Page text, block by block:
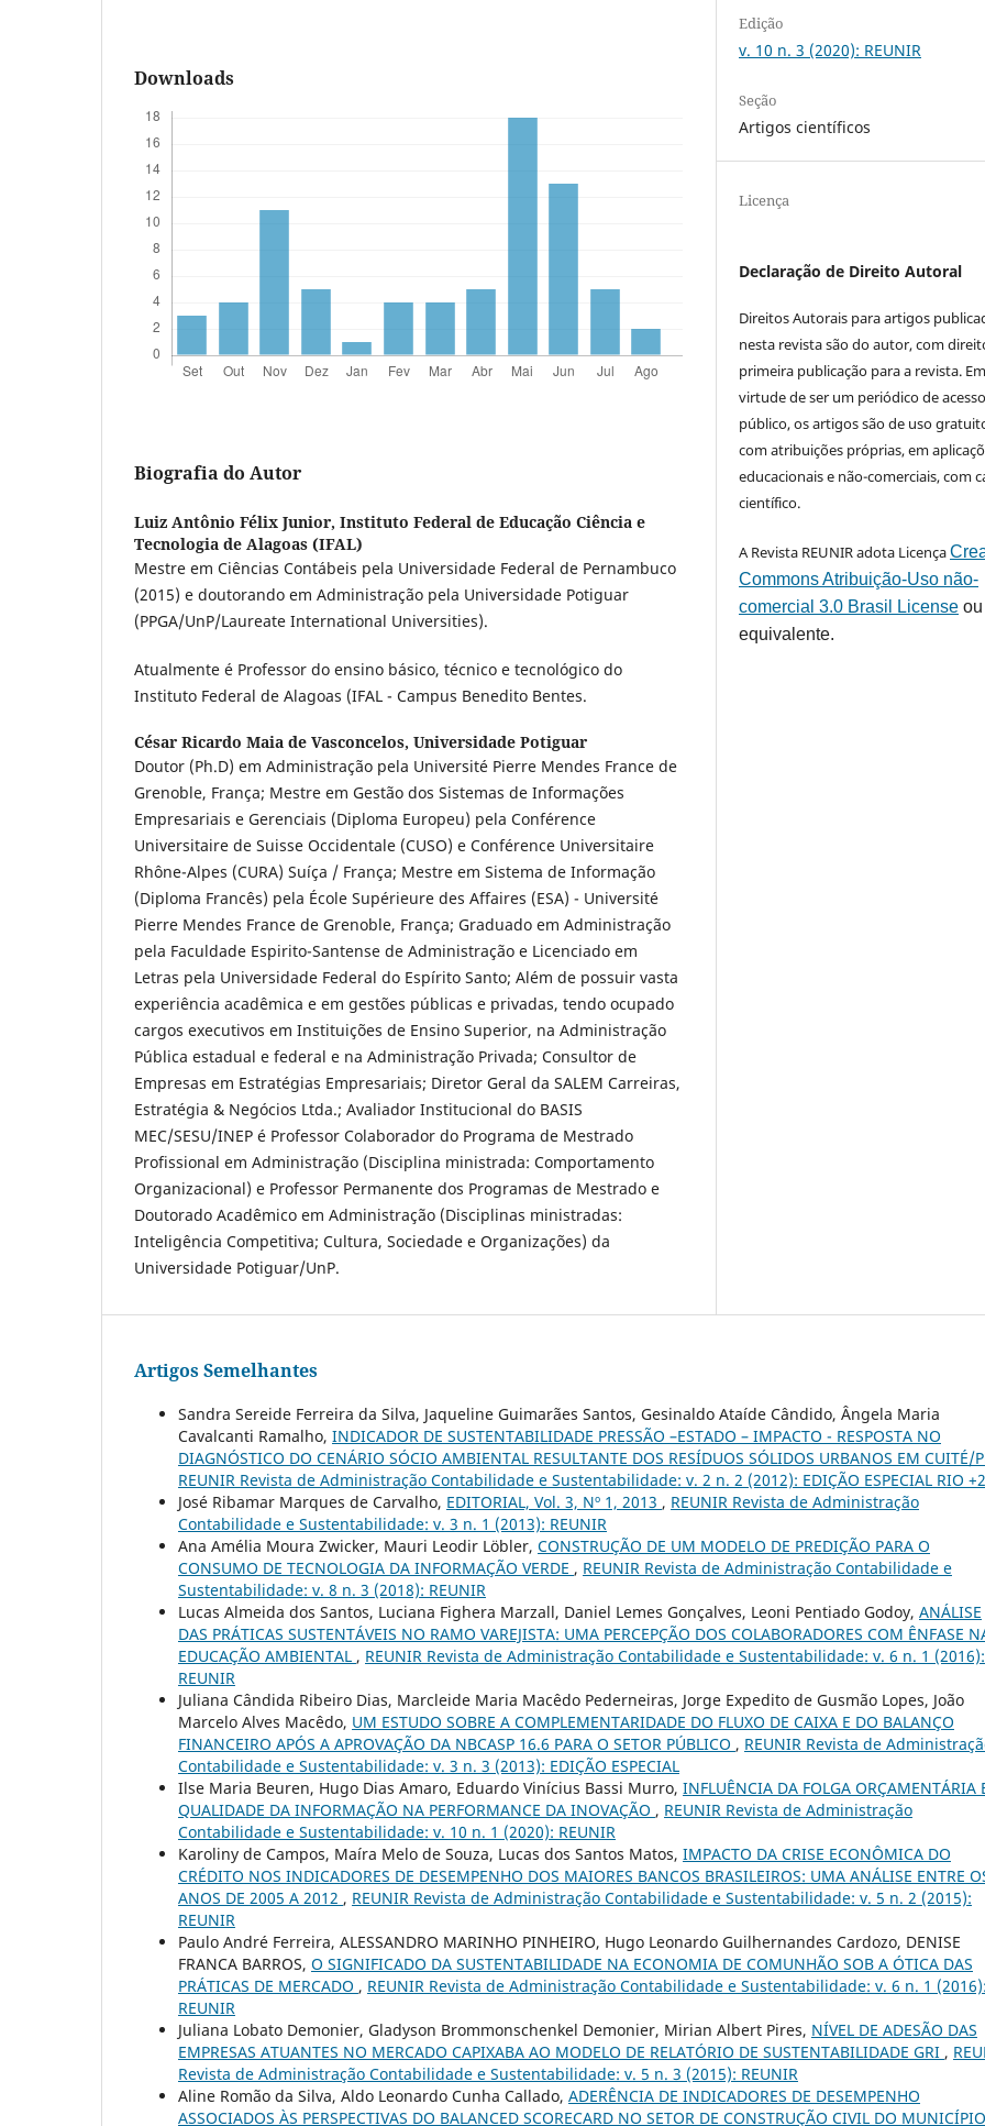
Downloads
Biografia do Autor
Luiz Antônio Félix Junior, Instituto Federal de Educação Ciência e
Tecnologia de Alagoas (IFAL)
Mestre em Ciências Contábeis pela Universidade Federal de Pernambuco
(2015) e doutorando em Administração pela Universidade Potiguar
(PPGA/UnP/Laureate International Universities).
Atualmente é Professor do ensino básico, técnico e tecnológico do
Instituto Federal de Alagoas (IFAL - Campus Benedito Bentes.
César Ricardo Maia de Vasconcelos, Universidade Potiguar
Doutor (Ph.D) em Administração pela Université Pierre Mendes France de
Grenoble, França; Mestre em Gestão dos Sistemas de Informações
Empresariais e Gerenciais (Diploma Europeu) pela Conférence
Universitaire de Suisse Occidentale (CUSO) e Conférence Universitaire
Rhône-Alpes (CURA) Suíça / França; Mestre em Sistema de Informação
(Diploma Francês) pela École Supérieure des Affaires (ESA) - Université
Pierre Mendes France de Grenoble, França; Graduado em Administração
pela Faculdade Espirito-Santense de Administração e Licenciado em
Letras pela Universidade Federal do Espírito Santo; Além de possuir vasta
experiência acadêmica e em gestões públicas e privadas, tendo ocupado
cargos executivos em Instituições de Ensino Superior, na Administração
Pública estadual e federal e na Administração Privada; Consultor de
Empresas em Estratégias Empresariais; Diretor Geral da SALEM Carreiras,
Estratégia & Negócios Ltda.; Avaliador Institucional do BASIS
MEC/SESU/INEP é Professor Colaborador do Programa de Mestrado
Profissional em Administração (Disciplina ministrada: Comportamento
Organizacional) e Professor Permanente dos Programas de Mestrado e
Doutorado Acadêmico em Administração (Disciplinas ministradas:
Inteligência Competitiva; Cultura, Sociedade e Organizações) da
Universidade Potiguar/UnP.
Edição
v. 10 n. 3 (2020): REUNIR
Seção
Artigos científicos
Licença
Declaração de Direito Autoral
Direitos Autorais para artigos
nesta revista são do autor, com
primeira publicação para a revista. Em
virtude de ser um periódico de acesso
público, os artigos são de uso
com atribuições próprias, em
educacionais e não-comerciais, com
científico.
A Revista REUNIR adota Licença
Commons Atribuição-Uso não-
comercial 3.0 Brasil License
equivalente.
Artigos Semelhantes
Sandra Sereide Ferreira da Silva, Jaqueline Guimarães Santos, Gesinaldo Ataíde Cândido, Ângela Maria
Cavalcanti Ramalho, INDICADOR DE SUSTENTABILIDADE PRESSÃO –ESTADO – IMPACTO - RESPOSTA NO
DIAGNÓSTICO DO CENÁRIO SÓCIO AMBIENTAL RESULTANTE DOS RESÍDUOS SÓLIDOS URBANOS EM CUITÉ/
REUNIR Revista de Administração Contabilidade e Sustentabilidade: v. 2 n. 2 (2012): EDIÇÃO ESPECIAL RIO
José Ribamar Marques de Carvalho, EDITORIAL, Vol. 3, Nº 1, 2013 , REUNIR Revista de Administração
Contabilidade e Sustentabilidade: v. 3 n. 1 (2013): REUNIR
Ana Amélia Moura Zwicker, Mauri Leodir Löbler, CONSTRUÇÃO DE UM MODELO DE PREDIÇÃO PARA O
CONSUMO DE TECNOLOGIA DA INFORMAÇÃO VERDE , REUNIR Revista de Administração Contabilidade e
Sustentabilidade: v. 8 n. 3 (2018): REUNIR
Lucas Almeida dos Santos, Luciana Fighera Marzall, Daniel Lemes Gonçalves, Leoni Pentiado Godoy, ANÁLISE
DAS PRÁTICAS SUSTENTÁVEIS NO RAMO VAREJISTA: UMA PERCEPÇÃO DOS COLABORADORES COM ÊNFASE
EDUCAÇÃO AMBIENTAL , REUNIR Revista de Administração Contabilidade e Sustentabilidade: v. 6 n. 1 (2016):
REUNIR
Juliana Cândida Ribeiro Dias, Marcleide Maria Macêdo Pederneiras, Jorge Expedito de Gusmão Lopes, João
Marcelo Alves Macêdo, UM ESTUDO SOBRE A COMPLEMENTARIDADE DO FLUXO DE CAIXA E DO BALANÇO
FINANCEIRO APÓS A APROVAÇÃO DA NBCASP 16.6 PARA O SETOR PÚBLICO , REUNIR Revista de
Contabilidade e Sustentabilidade: v. 3 n. 3 (2013): EDIÇÃO ESPECIAL
Ilse Maria Beuren, Hugo Dias Amaro, Eduardo Vinícius Bassi Murro, INFLUÊNCIA DA FOLGA ORÇAMENTÁRIA
QUALIDADE DA INFORMAÇÃO NA PERFORMANCE DA INOVAÇÃO , REUNIR Revista de Administração
Contabilidade e Sustentabilidade: v. 10 n. 1 (2020): REUNIR
Karoliny de Campos, Maíra Melo de Souza, Lucas dos Santos Matos, IMPACTO DA CRISE ECONÔMICA DO
CRÉDITO NOS INDICADORES DE DESEMPENHO DOS MAIORES BANCOS BRASILEIROS: UMA ANÁLISE ENTRE
ANOS DE 2005 A 2012 , REUNIR Revista de Administração Contabilidade e Sustentabilidade: v. 5 n. 2 (2015):
REUNIR
Paulo André Ferreira, ALESSANDRO MARINHO PINHEIRO, Hugo Leonardo Guilhernandes Cardozo, DENISE
FRANCA BARROS, O SIGNIFICADO DA SUSTENTABILIDADE NA ECONOMIA DE COMUNHÃO SOB A ÓTICA DAS
PRÁTICAS DE MERCADO , REUNIR Revista de Administração Contabilidade e Sustentabilidade: v. 6 n. 1 (2016):
REUNIR
Juliana Lobato Demonier, Gladyson Brommonschenkel Demonier, Mirian Albert Pires, NÍVEL DE ADESÃO DAS
EMPRESAS ATUANTES NO MERCADO CAPIXABA AO MODELO DE RELATÓRIO DE SUSTENTABILIDADE GRI ,
Revista de Administração Contabilidade e Sustentabilidade: v. 5 n. 3 (2015): REUNIR
Aline Romão da Silva, Aldo Leonardo Cunha Callado, ADERÊNCIA DE INDICADORES DE DESEMPENHO
ASSOCIADOS ÀS PERSPECTIVAS DO BALANCED SCORECARD NO SETOR DE CONSTRUÇÃO CIVIL DO